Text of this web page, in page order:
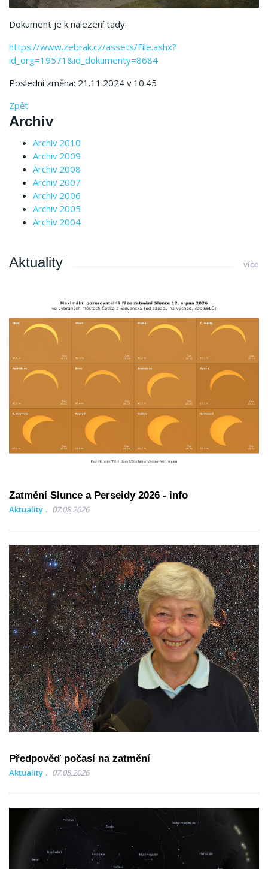
Dokument je k nalezení tady:
https://www.zebrak.cz/assets/File.ashx?
id_org=19571&id_dokumenty=8684
Poslední změna: 21.11.2024 v 10:45
Zpět
Archiv
Archiv 2010
Archiv 2009
Archiv 2008
Archiv 2007
Archiv 2006
Archiv 2005
Archiv 2004
Aktuality více
Zatmění Slunce a Perseidy 2026 - info
Aktuality 07.08.2026
Předpověď počasí na zatmění
Aktuality 07.08.2026